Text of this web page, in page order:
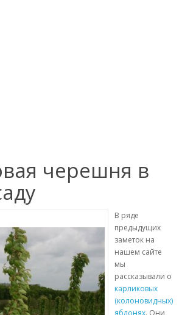
черешня в
В ряде
предыдущих
заметок на
нашем сайте
мы
рассказывали о
карликовых
(колоновидных)
яблонях. Они